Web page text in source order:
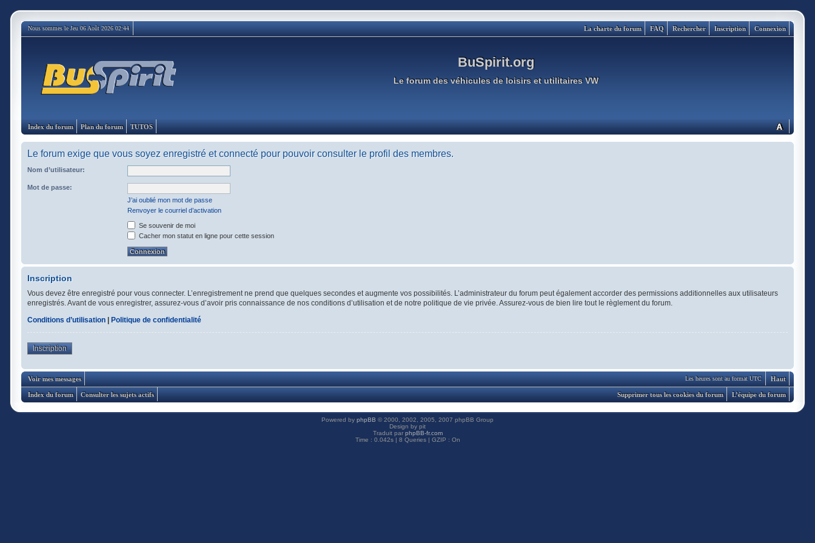
Nous sommes le Jeu 06 Août 2026 02:44 Connexion
Inscription
Rechercher
FAQ
La charte du forum
BuSpirit.org
Le forum des véhicules de loisirs et utilitaires VW
Index du forum Plan du forum TUTOS
Le forum exige que vous soyez enregistré et connecté pour pouvoir consulter le profil des membres.
Nom d’utilisateur:
Mot de passe:
J’ai oublié mon mot de passe
Renvoyer le courriel d’activation
Se souvenir de moi
Cacher mon statut en ligne pour cette session
Inscription
Vous devez être enregistré pour vous connecter. L’enregistrement ne prend que quelques secondes et augmente vos possibilités. L’administrateur du forum peut également accorder des permissions additionnelles aux utilisateurs
enregistrés. Avant de vous enregistrer, assurez-vous d’avoir pris connaissance de nos conditions d’utilisation et de notre politique de vie privée. Assurez-vous de bien lire tout le règlement du forum.
Conditions d’utilisation
Politique de confidentialité
Inscription
Haut
Les heures sont au format UTC
Voir mes messages
Index du forum Consulter les sujets actifs L’équipe du forum
Supprimer tous les cookies du forum
Powered by phpBB © 2000, 2002, 2005, 2007 phpBB Group
Design by pit
Traduit par phpBB-fr.com
Time : 0.042s | 8 Queries | GZIP : On